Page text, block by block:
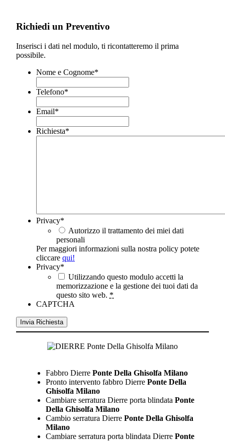
Richiedi un Preventivo
Inserisci i dati nel modulo, ti ricontatteremo il prima
possibile.
Nome e Cognome*
Telefono*
Email*
Richiesta*
Privacy*
Autorizzo il trattamento dei miei dati
personali
Per maggiori informazioni sulla nostra policy potete
cliccare qui!
Privacy*
Utilizzando questo modulo accetti la
memorizzazione e la gestione dei tuoi dati da
questo sito web. *
CAPTCHA
Fabbro Dierre Ponte Della Ghisolfa Milano
Pronto intervento fabbro Dierre Ponte Della
Ghisolfa Milano
Cambiare serratura Dierre porta blindata Ponte
Della Ghisolfa Milano
Cambio serratura Dierre Ponte Della Ghisolfa
Milano
Cambiare serratura porta blindata Dierre Ponte